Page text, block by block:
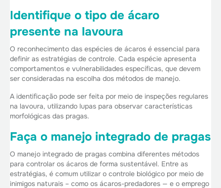
Identifique o tipo de ácaro
presente na lavoura
O reconhecimento das espécies de ácaros é essencial para
definir as estratégias de controle. Cada espécie apresenta
comportamentos e vulnerabilidades específicas, que devem
ser consideradas na escolha dos métodos de manejo.
A identificação pode ser feita por meio de inspeções regulares
na lavoura, utilizando lupas para observar características
morfológicas das pragas.
Faça o manejo integrado de pragas
O manejo integrado de pragas combina diferentes métodos
para controlar os ácaros de forma sustentável. Entre as
estratégias, é comum utilizar o controle biológico por meio de
inimigos naturais – como os ácaros-predadores — e o emprego